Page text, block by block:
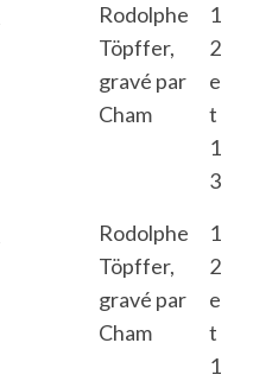
Rodolphe
Töpffer,
gravé par
Cham
1
2
e
t
1
3
Rodolphe
Töpffer,
gravé par
Cham
1
2
e
t
1